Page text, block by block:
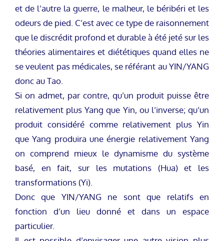
et de l’autre la guerre, le malheur, le béribéri et les
odeurs de pied. C’est avec ce type de raisonnement
que le discrédit profond et durable à été jeté sur les
théories alimentaires et diététiques quand elles ne
se veulent pas médicales, se référant au YIN/YANG
donc au Tao.
Si on admet, par contre, qu’un produit puisse être
relativement plus Yang que Yin, ou l’inverse; qu’un
produit considéré comme relativement plus Yin
que Yang produira une énergie relativement Yang
on comprend mieux le dynamisme du système
basé, en fait, sur les mutations (Hua) et les
transformations (Yi).
Donc que YIN/YANG ne sont que relatifs en
fonction d’un lieu donné et dans un espace
particulier.